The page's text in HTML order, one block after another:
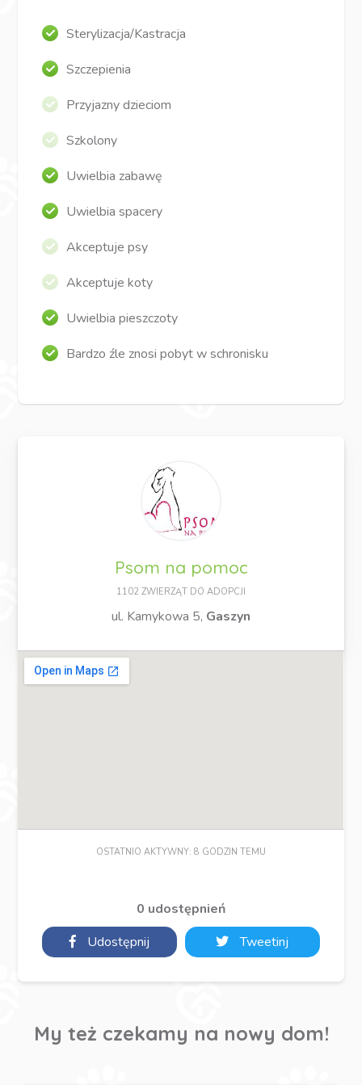
Sterylizacja/Kastracja
Szczepienia
Przyjazny dzieciom
Szkolony
Uwielbia zabawę
Uwielbia spacery
Akceptuje psy
Akceptuje koty
Uwielbia pieszczoty
Bardzo źle znosi pobyt w schronisku
Psom na pomoc
1102 ZWIERZĄT DO ADOPCJI
ul. Kamykowa 5, Gaszyn
OSTATNIO AKTYWNY: 8 GODZIN TEMU
0 udostępnień
Udostępnij
Tweetinj
My też czekamy na nowy dom!